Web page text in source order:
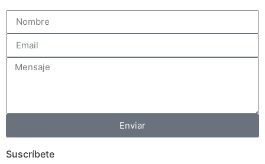
Enviar
Suscríbete